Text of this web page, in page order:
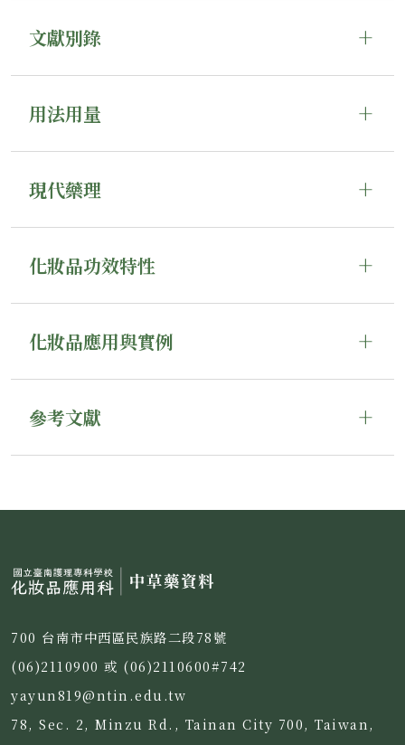
文獻別錄
用法用量
現代藥理
化妝品功效特性
化妝品應用與實例
參考文獻
700 台南市中西區民族路二段78號
(06)2110900 或 (06)2110600#742
yayun819@ntin.edu.tw
78, Sec. 2, Minzu Rd., Tainan City 700, Taiwan,